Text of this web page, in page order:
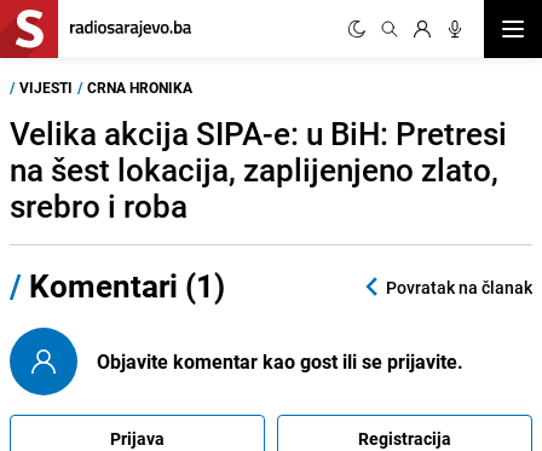
/ VIJESTI / CRNA HRONIKA
Velika akcija SIPA-e: u BiH: Pretresi
na šest lokacija, zaplijenjeno zlato,
srebro i roba
/ Komentari (1) Povratak na članak
Objavite komentar kao gost ili se prijavite.
Prijava Registracija